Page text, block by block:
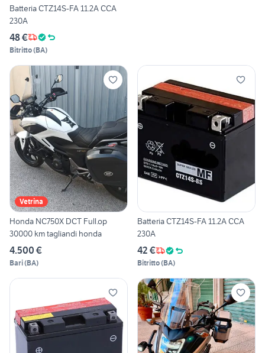
Batteria CTZ14S-FA 11.2A CCA
230A
48 €
Bitritto(BA)
Vetrina
Honda NC750X DCT Full.op
30000 km tagliandi honda
4.500 €
Bari(BA)
Batteria CTZ14S-FA 11.2A CCA
230A
42 €
Bitritto(BA)